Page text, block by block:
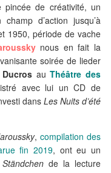
de créativité, un
d’action jusqu’à
1950, période de vache
nous en fait la
soirée de lieder
auThéâtre des
avec lui un CD de
dans Les Nuits d’été
, compilation des
fin 2019, ont eu un
Ständchen de la lecture